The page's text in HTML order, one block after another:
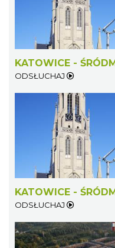
KATOWICE -
ODSŁUCHAJ
KATOWICE -
ODSŁUCHAJ